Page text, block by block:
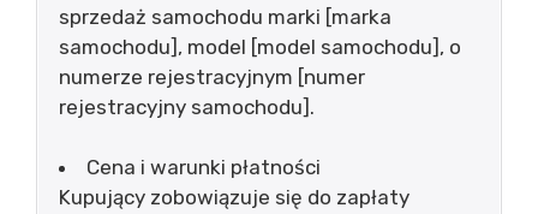
sprzedaż samochodu marki [marka
samochodu], model [model samochodu], o
numerze rejestracyjnym [numer
rejestracyjny samochodu].
Cena i warunki płatności
Kupujący zobowiązuje się do zapłaty